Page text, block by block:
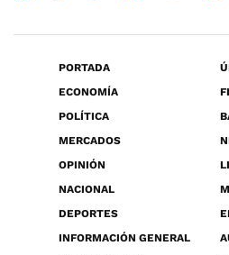
PORTADA
ECONOMÍA
POLÍTICA
MERCADOS
OPINIÓN
NACIONAL
DEPORTES
INFORMACIÓN GENERAL